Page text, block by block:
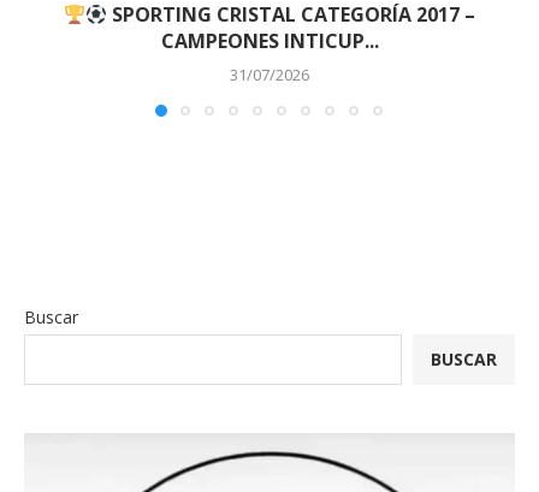
SPORTING CRISTAL CATEGORÍA 2017 –
CAMPEONES INTICUP...
31/07/2026
Buscar
BUSCAR